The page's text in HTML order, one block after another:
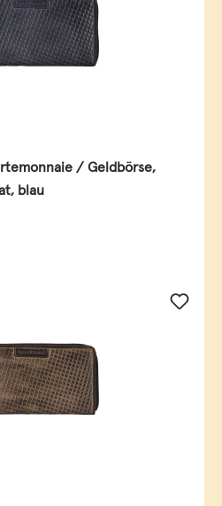
/ Geldbörse,
blau